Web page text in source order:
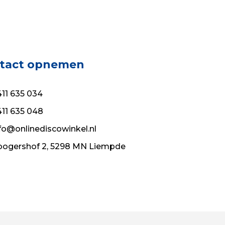
opnemen
635 034
635 048
2, 5298 MN Liempde